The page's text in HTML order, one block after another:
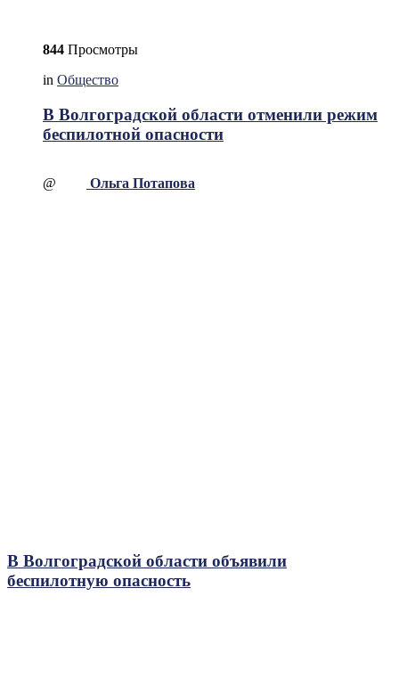
844 Просмотры
in Общество
В Волгоградской области отменили режим
беспилотной опасности
@ Ольга Потапова
В Волгоградской области объявили
беспилотную опасность